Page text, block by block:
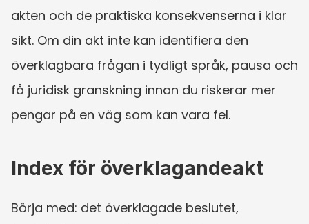
akten och de praktiska konsekvenserna i klar
sikt. Om din akt inte kan identifiera den
överklagbara frågan i tydligt språk, pausa och
få juridisk granskning innan du riskerar mer
pengar på en väg som kan vara fel.
Index för överklagandeakt
Börja med: det överklagade beslutet,